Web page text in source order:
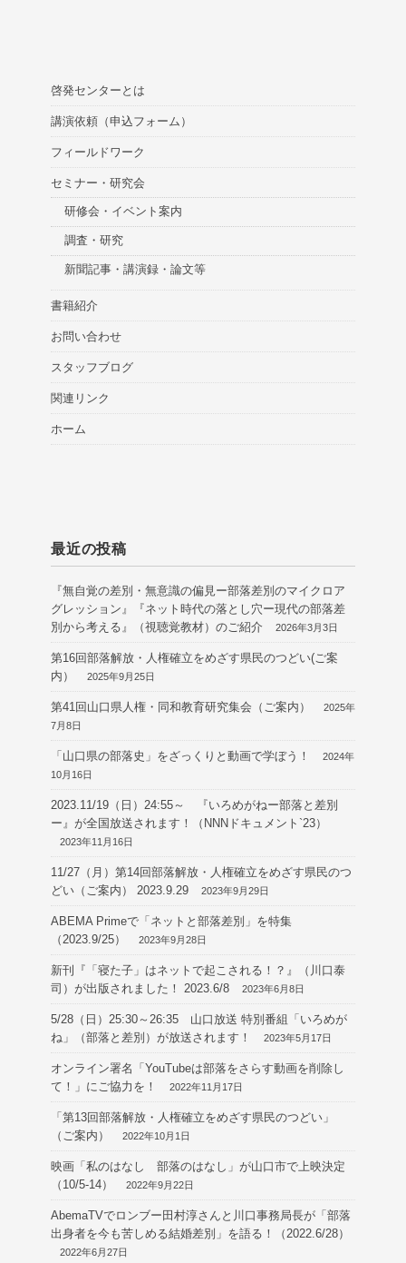
啓発センターとは
講演依頼（申込フォーム）
フィールドワーク
セミナー・研究会
研修会・イベント案内
調査・研究
新聞記事・講演録・論文等
書籍紹介
お問い合わせ
スタッフブログ
関連リンク
ホーム
最近の投稿
『無自覚の差別・無意識の偏見ー部落差別のマイクロア
グレッション』『ネット時代の落とし穴ー現代の部落差
別から考える』（視聴覚教材）のご紹介
2026年3月3日
第16回部落解放・人権確立をめざす県民のつどい(ご案
内）
2025年9月25日
第41回山口県人権・同和教育研究集会（ご案内）
2025年
7月8日
「山口県の部落史」をざっくりと動画で学ぼう！
2024年
10月16日
2023.11/19（日）24:55～ 『いろめがねー部落と差別
ー』が全国放送されます！（NNNドキュメント`23）
2023年11月16日
11/27（月）第14回部落解放・人権確立をめざす県民のつ
どい（ご案内） 2023.9.29
2023年9月29日
ABEMA Primeで「ネットと部落差別」を特集
（2023.9/25）
2023年9月28日
新刊『「寝た子」はネットで起こされる！？』（川口泰
司）が出版されました！ 2023.6/8
2023年6月8日
5/28（日）25:30～26:35 山口放送 特別番組「いろめが
ね」（部落と差別）が放送されます！
2023年5月17日
オンライン署名「YouTubeは部落をさらす動画を削除し
て！」にご協力を！
2022年11月17日
「第13回部落解放・人権確立をめざす県民のつどい」
（ご案内）
2022年10月1日
映画「私のはなし 部落のはなし」が山口市で上映決定
（10/5-14）
2022年9月22日
AbemaTVでロンブー田村淳さんと川口事務局長が「部落
出身者を今も苦しめる結婚差別」を語る！（2022.6/28）
2022年6月27日